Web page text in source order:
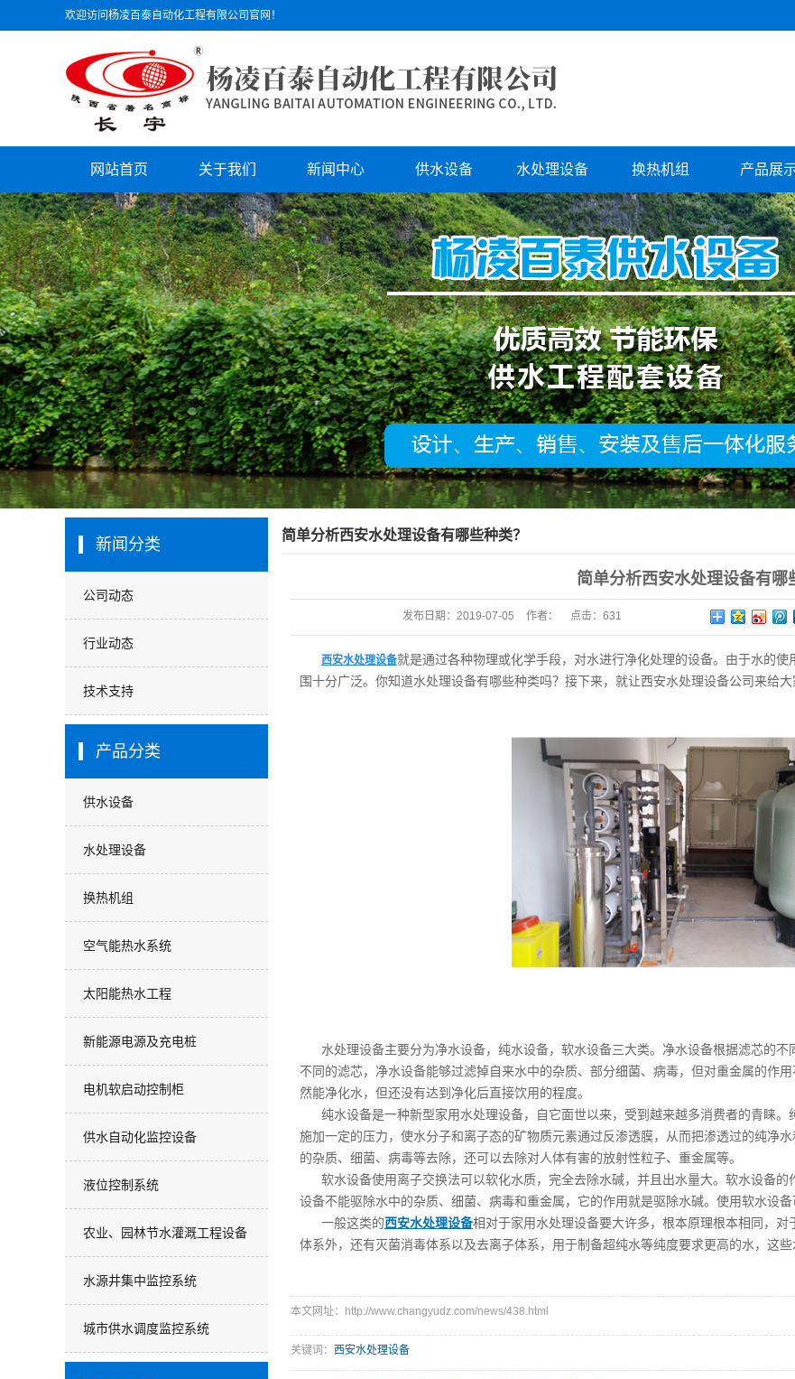
欢迎访问杨凌百泰自动化工程有限公司官网！
网站首页 关于我们
公司简介
文化理念
组织机构
员工风采
公司荣誉
资质证书
厂房展示
客户名录
营业执照
新闻中心
公司动态
行业动态
技术支持
供水设备 水处理设备 换热机组 产品展
新闻分类
公司动态
行业动态
技术支持
产品分类
供水设备
水处理设备
换热机组
空气能热水系统
太阳能热水工程
新能源电源及充电桩
电机软启动控制柜
供水自动化监控设备
液位控制系统
农业、园林节水灌溉工程设备
水源井集中监控系统
城市供水调度监控系统
简单分析西安水处理设备有哪些种类？
简单分析西安水处理设备有哪
发布日期： 2019-07-05 作者： 点击： 631
西安水处理设备就是通过各种物理或化学手段，对水进行净化处理的设备。由于水的
围十分广泛。你知道水处理设备有哪些种类吗？接下来，就让西安水处理设备公司来给大
水处理设备主要分为净水设备，纯水设备，软水设备三大类。净水设备根据滤芯的
不同的滤芯，净水设备能够过滤掉自来水中的杂质、部分细菌、病毒，但对重金属的作
然能净化水，但还没有达到净化后直接饮用的程度。
纯水设备是一种新型家用水处理设备，自它面世以来，受到越来越多消费者的青睐
施加一定的压力，使水分子和离子态的矿物质元素通过反渗透膜，从而把渗透过的纯净
的杂质、细菌、病毒等去除，还可以去除对人体有害的放射性粒子、重金属等。
软水设备使用离子交换法可以软化水质，完全去除水碱，并且出水量大。软水设备
设备不能驱除水中的杂质、细菌、病毒和重金属，它的作用就是驱除水碱。使用软水设
一般这类的西安水处理设备相对于家用水处理设备要大许多，根本原理根本相同，
体系外，还有灭菌消毒体系以及去离子体系，用于制备超纯水等纯度要求更高的水，这
本文网址：http://www.changyudz.com/news/438.html
关键词： 西安水处理设备